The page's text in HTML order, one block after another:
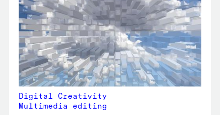
Digital Creativity
Multimedia editing